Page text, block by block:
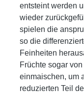
Lagerung Kastanienfass
Jahre Produktionsmenge 267 Flaschen GPSR-
Informationen
info@wild-
Manuel,
entsteint werden
wieder
spielen die
so die
Feinheiten
Früchte sogar
einmaischen, um
reduzierten Teil